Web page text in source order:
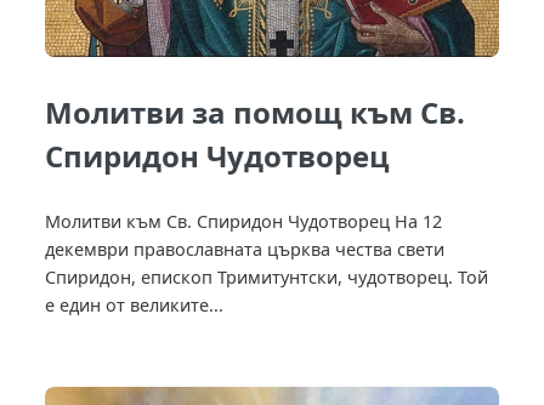
Молитви за помощ към Св.
Спиридон Чудотворец
Молитви към Св. Спиридон Чудотворец На 12
декември православната църква чества свети
Спиридон, епископ Тримитунтски, чудотворец. Той
е един от великите...